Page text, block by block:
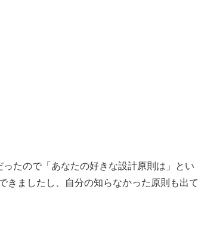
たので「あなたの好きな設計原則は」とい
きましたし、自分の知らなかった原則も出て